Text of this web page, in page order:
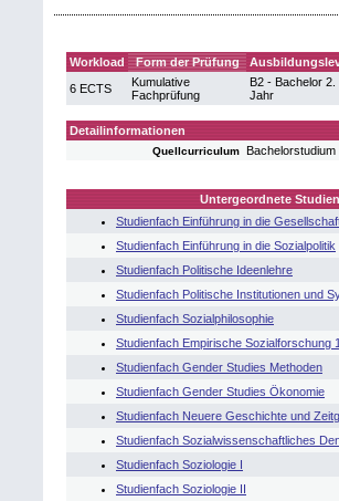
Workload Form der Prüfung
6 ECTS
Kumulative
Fachprüfung
B2 - Bachelor 2.
Jahr
Detailinformationen
Quellcurriculum
Untergeordnete
Studienfach Einführung in die
Studienfach Einführung in die Sozialpolitik
Studienfach Politische Ideenlehre
Studienfach Politische Institutionen und
Studienfach Sozialphilosophie
Studienfach Empirische Sozialforschung
Studienfach Gender Studies Methoden
Studienfach Gender Studies Ökonomie
Studienfach Neuere Geschichte und
Studienfach Sozialwissenschaftliches
Studienfach Soziologie I
Studienfach Soziologie II